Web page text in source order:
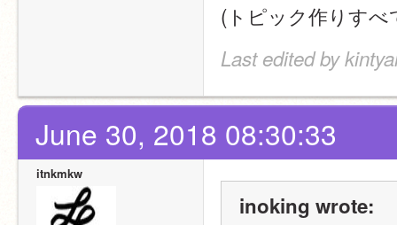
(トピック作りす
Last edited by
June 30, 2018 08:30:33
itnkmkw
inoking wrote: